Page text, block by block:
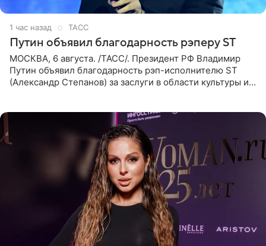
1 час назад ТАСС
Путин объявил благодарность рэперу ST
МОСКВА, 6 августа. /ТАСС/. Президент РФ Владимир
Путин объявил благодарность рэп-исполнителю ST
(Александр Степанов) за заслуги в области культуры и